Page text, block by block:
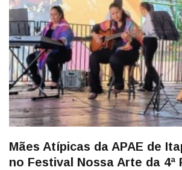
Mães Atípicas da APAE de
no Festival Nossa Arte da 4ª